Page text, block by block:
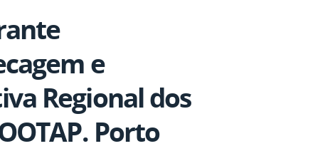
e
Regional dos
Porto